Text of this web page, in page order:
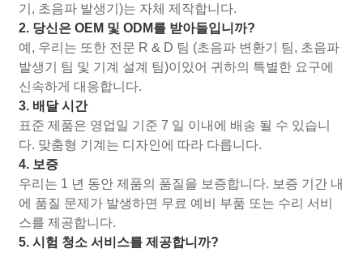
기, 초음파 발생기)는 자체 제작합니다.
2. 당신은 OEM 및 ODM를 받아들입니까?
예, 우리는 또한 전문 R & D 팀 (초음파 변환기 팀, 초음파
발생기 팀 및 기계 설계 팀)이있어 귀하의 특별한 요구에
신속하게 대응합니다.
3. 배달 시간
표준 제품은 영업일 기준 7 일 이내에 배송 될 수 있습니
다. 맞춤형 기계는 디자인에 따라 다릅니다.
4. 보증
우리는 1 년 동안 제품의 품질을 보증합니다. 보증 기간 내
에 품질 문제가 발생하면 무료 예비 부품 또는 수리 서비
스를 제공합니다.
5. 시험 청소 서비스를 제공합니까?